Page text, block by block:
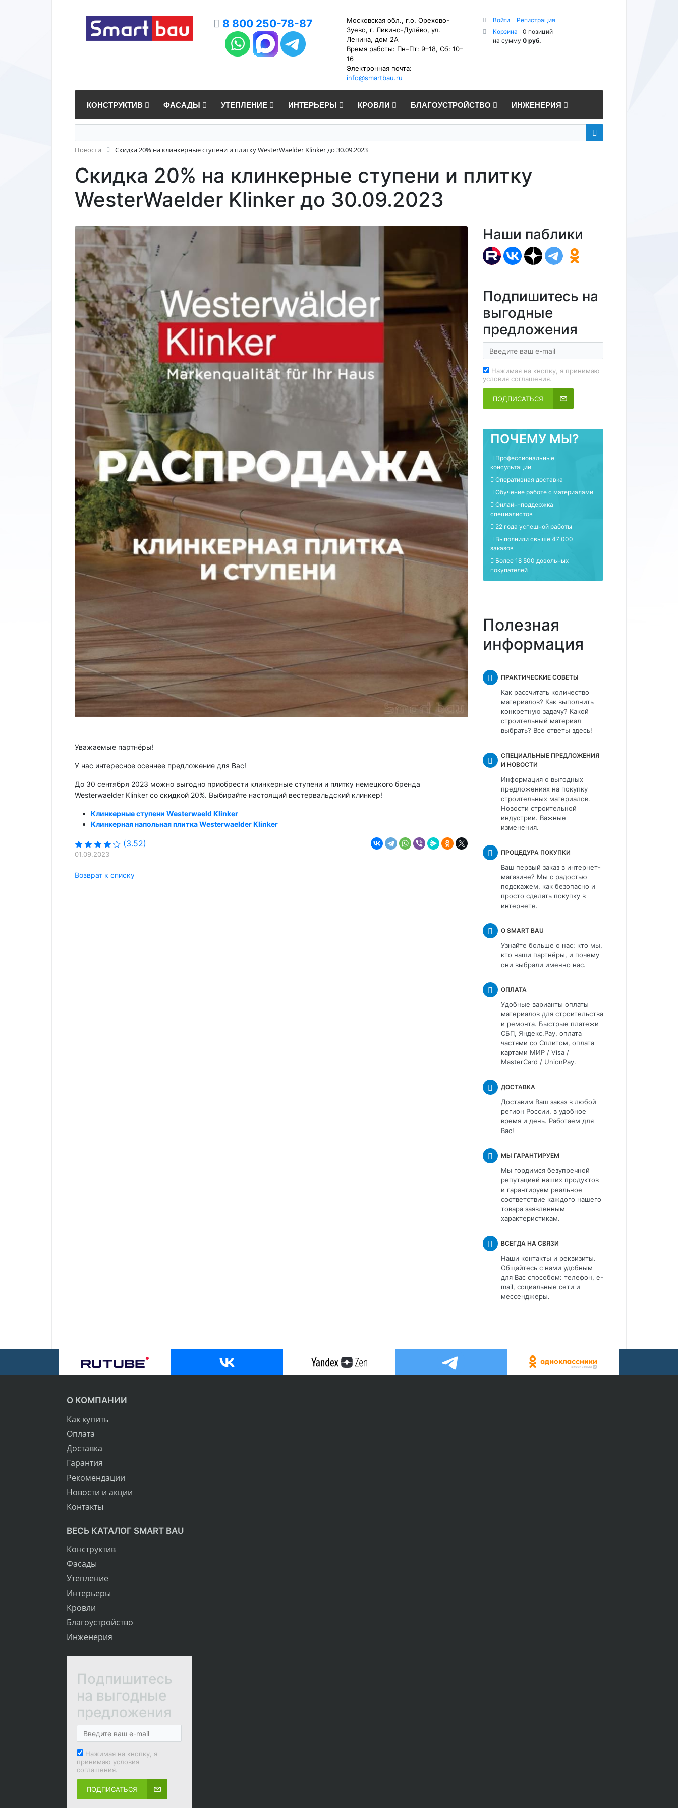
8 800 250-78-87
Московская обл., г.о. Орехово-
Зуево, г. Ликино-Дулёво, ул.
Ленина, дом 2А
Время работы: Пн–Пт: 9–18, Сб: 10–
16
Электронная почта:
info@smartbau.ru
Войти
Регистрация
Корзина
0 позиций
на сумму 0 руб.
КОНСТРУКТИВ ФАСАДЫ УТЕПЛЕНИЕ ИНТЕРЬЕРЫ КРОВЛИ БЛАГОУСТРОЙСТВО ИНЖЕНЕРИЯ
Новости Скидка 20% на клинкерные ступени и плитку WesterWaelder Klinker до 30.09.2023
Скидка 20% на клинкерные ступени и плитку
WesterWaelder Klinker до 30.09.2023
Уважаемые партнёры!
У нас интересное осеннее предложение для Вас!
До 30 сентября 2023 можно выгодно приобрести клинкерные ступени и плитку немецкого бренда
Westerwaelder Klinker со скидкой 20%. Выбирайте настоящий вестервальдский клинкер!
Клинкерные ступени Westerwaeld Klinker
Клинкерная напольная плитка Westerwaelder Klinker
(3.52)
01.09.2023
Возврат к списку
Наши паблики
Подпишитесь на
выгодные
предложения
Нажимая на кнопку, я принимаю
условия соглашения.
ПОДПИСАТЬСЯ
ПОЧЕМУ МЫ?
Профессиональные
консультации
Оперативная доставка
Обучение работе с материалами
Онлайн-поддержка
специалистов
22 года успешной работы
Выполнили свыше 47 000
заказов
Более 18 500 довольных
покупателей
Полезная
информация
ПРАКТИЧЕСКИЕ СОВЕТЫ
Как рассчитать количество
материалов? Как выполнить
конкретную задачу? Какой
строительный материал
выбрать? Все ответы здесь!
СПЕЦИАЛЬНЫЕ ПРЕДЛОЖЕНИЯ
И НОВОСТИ
Информация о выгодных
предложениях на покупку
строительных материалов.
Новости строительной
индустрии. Важные
изменения.
ПРОЦЕДУРА ПОКУПКИ
Ваш первый заказ в интернет-
магазине? Мы с радостью
подскажем, как безопасно и
просто сделать покупку в
интернете.
О SMART BAU
Узнайте больше о нас: кто мы,
кто наши партнёры, и почему
они выбрали именно нас.
ОПЛАТА
Удобные варианты оплаты
материалов для строительства
и ремонта. Быстрые платежи
СБП, Яндекс.Pay, оплата
частями со Сплитом, оплата
картами МИР / Visa /
MasterCard / UnionPay.
ДОСТАВКА
Доставим Ваш заказ в любой
регион России, в удобное
время и день. Работаем для
Вас!
МЫ ГАРАНТИРУЕМ
Мы гордимся безупречной
репутацией наших продуктов
и гарантируем реальное
соответствие каждого нашего
товара заявленным
характеристикам.
ВСЕГДА НА СВЯЗИ
Наши контакты и реквизиты.
Общайтесь с нами удобным
для Вас способом: телефон, e-
mail, социальные сети и
мессенджеры.
О КОМПАНИИ
Как купить
Оплата
Доставка
Гарантия
Рекомендации
Новости и акции
Контакты
ВЕСЬ КАТАЛОГ SMART BAU
Конструктив
Фасады
Утепление
Интерьеры
Кровли
Благоустройство
Инженерия
Подпишитесь
на выгодные
предложения
Нажимая на кнопку, я
принимаю условия
соглашения.
ПОДПИСАТЬСЯ